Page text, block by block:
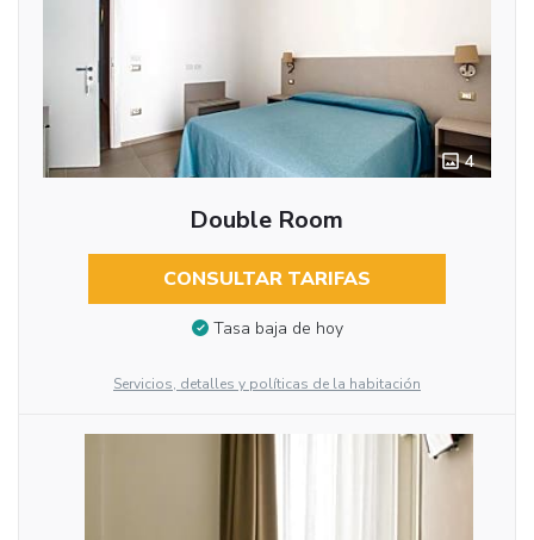
4
Double Room
CONSULTAR TARIFAS
Tasa baja de hoy
Servicios, detalles y políticas de la habitación